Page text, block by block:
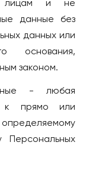
лицам и не
данные без
данных или
основания,
законом.
- любая
к прямо или
определяемому
Персональных